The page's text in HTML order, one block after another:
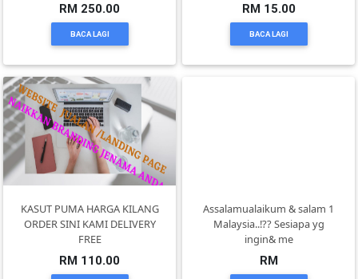
RM 250.00
BACA LAGI
RM 15.00
BACA LAGI
KASUT PUMA HARGA KILANG
ORDER SINI KAMI DELIVERY
FREE
RM 110.00
Assalamualaikum & salam 1
Malaysia..!?? Sesiapa yg
ingin& me
RM
TUDUNG(0)
ARTIKEL(14)
PEMBORONG(2)
PRODUK
DIGITAL(29)
MAKANAN(25)